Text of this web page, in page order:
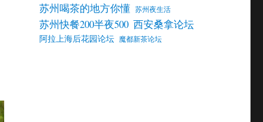
苏州喝茶的地方你懂 苏州夜生活
苏州快餐200半夜500 西安桑拿论坛
阿拉上海后花园论坛 魔都新茶论坛